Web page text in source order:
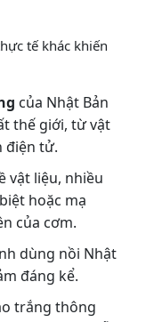
tế khác khiến
của Nhật Bản
thế giới, từ vật
điện tử.
vật liệu, nhiều
hoặc mạ
của cơm.
dùng nồi Nhật
đáng kể.
trắng thông